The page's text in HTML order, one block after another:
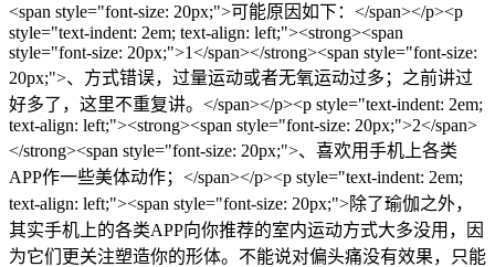
<span style="font-size: 20px;">可能原因如下：</span></p><p
style="text-indent: 2em; text-align: left;"><strong><span
style="font-size: 20px;">1</span></strong><span style="font-size:
20px;">、方式错误，过量运动或者无氧运动过多；之前讲过
好多了，这里不重复讲。</span></p><p style="text-indent: 2em;
text-align: left;"><strong><span style="font-size: 20px;">2</span>
</strong><span style="font-size: 20px;">、喜欢用手机上各类
APP作一些美体动作；</span></p><p style="text-indent: 2em;
text-align: left;"><span style="font-size: 20px;">除了瑜伽之外，
其实手机上的各类APP向你推荐的室内运动方式大多没用，因
为它们更关注塑造你的形体。不能说对偏头痛没有效果，只能